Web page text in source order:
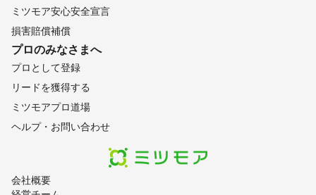
会社概要
ミツモア安心安全宣言
損害賠償補償
プロのみなさまへ
プロとして登録
リードを獲得する
ミツモアプロ道場
ヘルプ・お問い合わせ